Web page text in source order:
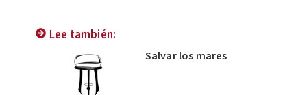
Lee también:
Salvar los mares